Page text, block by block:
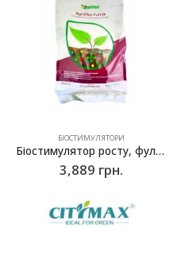
БІОСТИМУЛЯТОРИ
Біостимулятор росту, фульвокислоти Агрифлекс Фульвікс (Agriflex Fulvix) – 5 кг
3,889 грн.